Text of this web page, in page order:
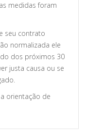
medidas foram
seu contrato
normalizada ele
dos próximos 30
justa causa ou se
orientação de